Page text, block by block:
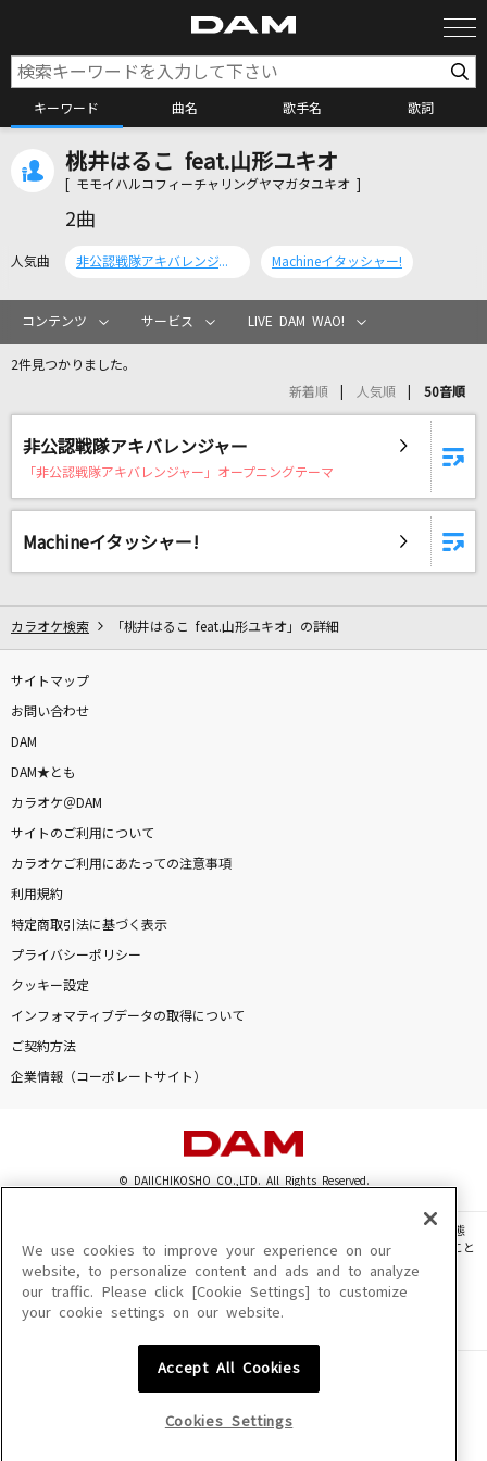
キーワード 曲名 歌手名 歌詞
カラオケ検索
カラオケリクエスト
リアルタイムで歌われている曲の一覧
[生音]HOT LIMIT
あなたに恋をしてみました
chay
ryo(supercell) feat.初音ミク
[生音]女の荒波
キム・ヨンジャ
ファタール
痛いの痛いの飛んでいけ
TOOBOE
シャッター
ストーカーの唄～3丁目、貴方の家～
阿部真央
ちゃんみな
もっと見る
DAMの新曲・ランキングなど
桃井はるこ feat.山形ユキオ
[ モモイハルコフィーチャリングヤマガタユキオ ]
2曲
人気曲 非公認戦隊アキバレンジャー Machineイタッシャー!
コンテンツ サービス LIVE DAM WAO!
2件見つかりました。
新着順 人気順 50音順
非公認戦隊アキバレンジャー
「非公認戦隊アキバレンジャー」オープニングテーマ
Machineイタッシャー!
カラオケ検索 「桃井はるこ feat.山形ユキオ」の詳細
サイトマップ
お問い合わせ
DAM
DAM★とも
カラオケ＠DAM
サイトのご利用について
カラオケご利用にあたっての注意事項
利用規約
特定商取引法に基づく表示
プライバシーポリシー
クッキー設定
インフォマティブデータの取得について
ご契約方法
企業情報（コーポレートサイト）
© DAIICHIKOSHO CO.,LTD. All Rights Reserved.
このサイトに掲載されている一切の文章・画像・写真・動画・音声等を、手段や形態
を問わず、著作権法の定める範囲を超えて無断で複製、転載、ファイル化などすること
を禁じます。
楽曲及びコンテンツは、機種によりご利用いただけない場合があります。
楽曲及びコンテンツの配信日、配信内容が変更になる場合があります。
We use cookies to improve your experience on our
website, to personalize content and ads and to analyze
our traffic. Please click [Cookie Settings] to customize
your cookie settings on our website.
Accept All Cookies
Cookies Settings